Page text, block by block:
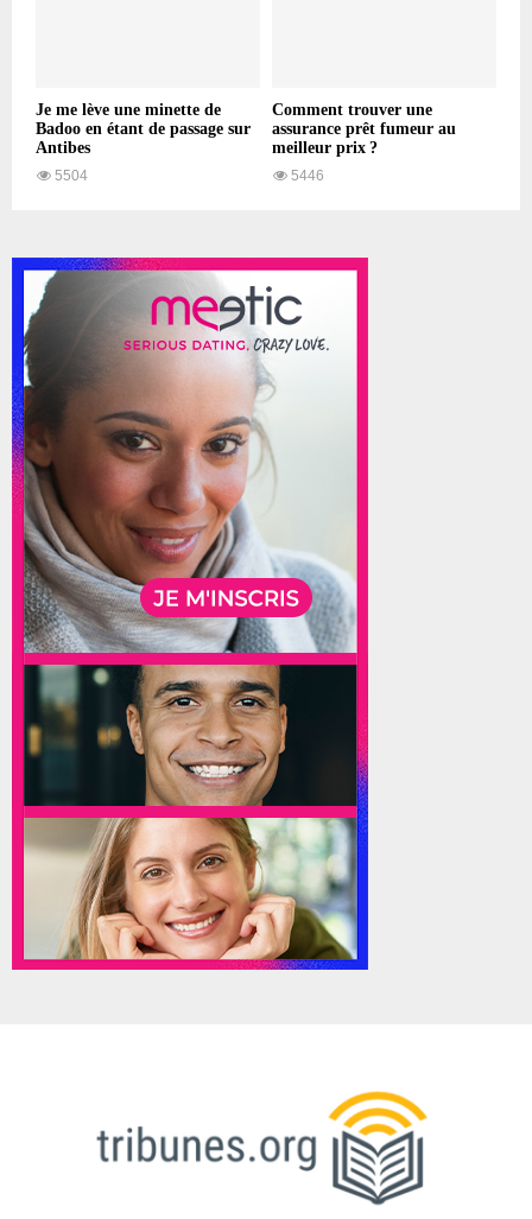
Je me lève une minette de
Badoo en étant de passage sur
Antibes
5504
Comment trouver une
assurance prêt fumeur au
meilleur prix ?
5446